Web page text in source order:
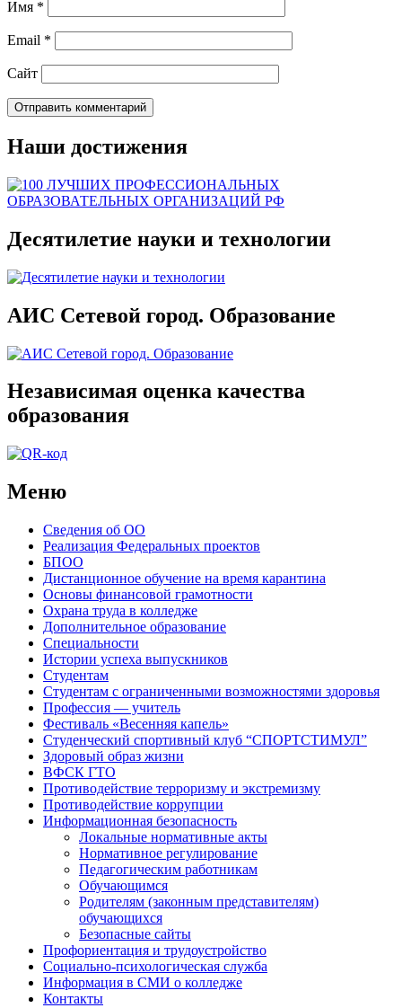
Имя *
Email *
Сайт
Наши достижения
Десятилетие науки и технологии
АИС Сетевой город. Образование
Независимая оценка качества
образования
Меню
Сведения об ОО
Реализация Федеральных проектов
БПОО
Дистанционное обучение на время карантина
Основы финансовой грамотности
Охрана труда в колледже
Дополнительное образование
Специальности
Истории успеха выпускников
Студентам
Студентам с ограниченными возможностями здоровья
Профессия — учитель
Фестиваль «Весенняя капель»
Студенческий спортивный клуб “СПОРТСТИМУЛ”
Здоровый образ жизни
ВФСК ГТО
Противодействие терроризму и экстремизму
Противодействие коррупции
Информационная безопасность
Локальные нормативные акты
Нормативное регулирование
Педагогическим работникам
Обучающимся
Родителям (законным представителям)
обучающихся
Безопасные сайты
Профориентация и трудоустройство
Социально-психологическая служба
Информация в СМИ о колледже
Контакты